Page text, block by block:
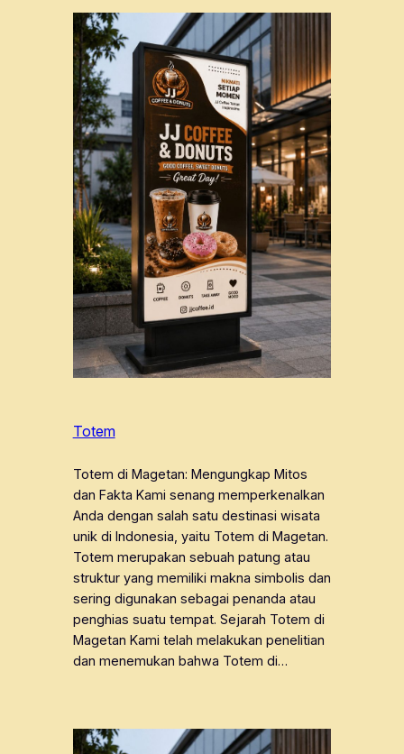
Totem
Totem di Magetan: Mengungkap Mitos
dan Fakta Kami senang memperkenalkan
Anda dengan salah satu destinasi wisata
unik di Indonesia, yaitu Totem di Magetan.
Totem merupakan sebuah patung atau
struktur yang memiliki makna simbolis dan
sering digunakan sebagai penanda atau
penghias suatu tempat. Sejarah Totem di
Magetan Kami telah melakukan penelitian
dan menemukan bahwa Totem di…